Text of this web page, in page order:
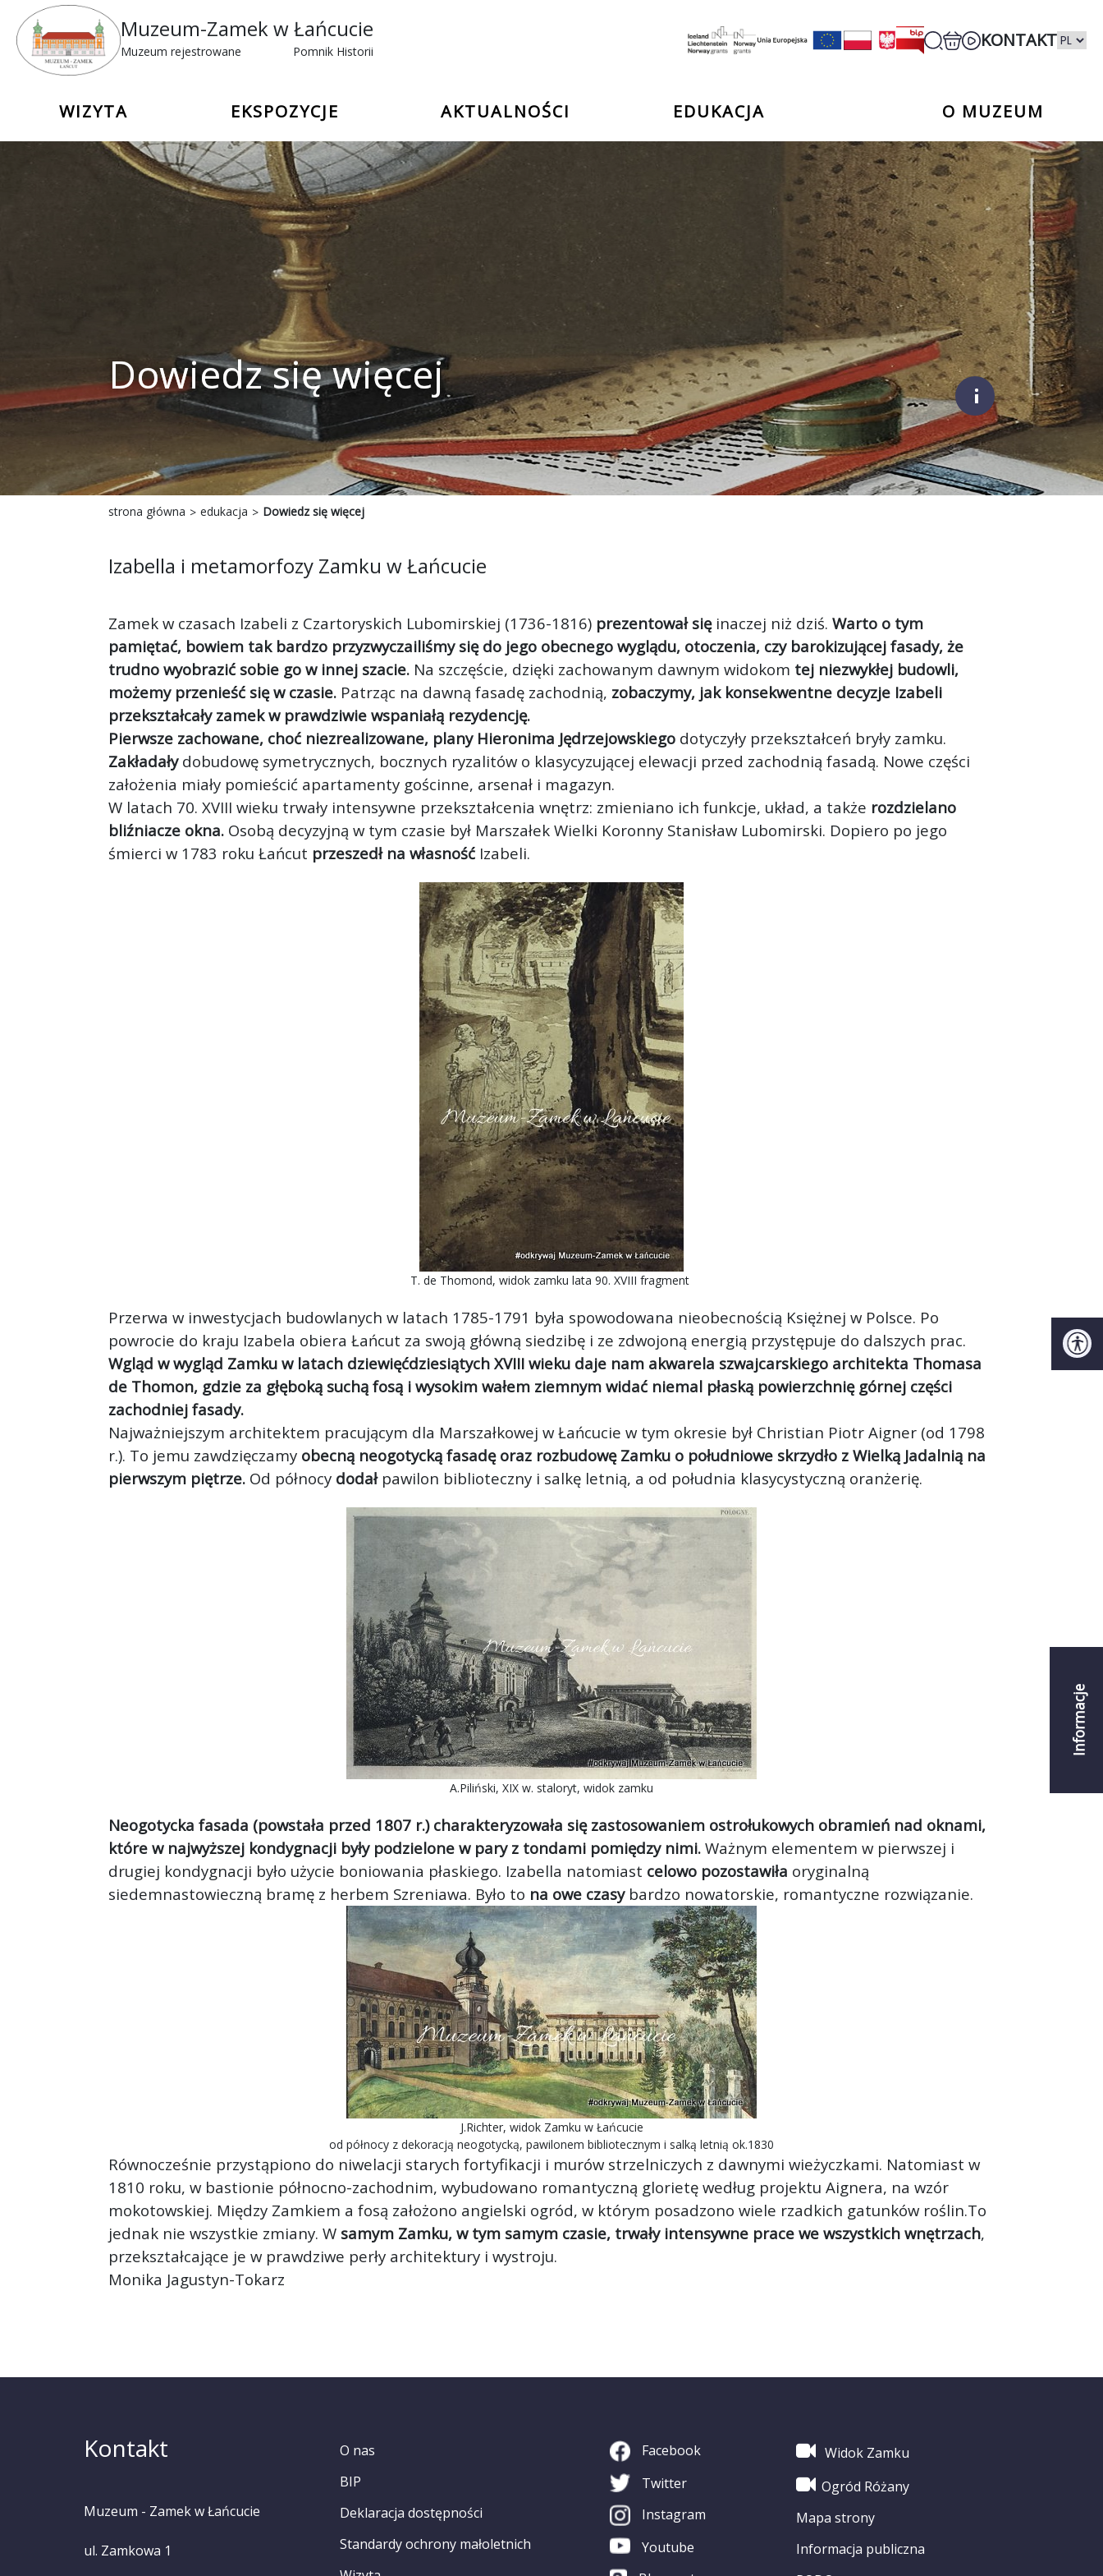
Muzeum-Zamek w Łańcucie
Muzeum rejestrowane Pomnik Historii
KONTAKT
WIZYTA EKSPOZYCJE AKTUALNOŚCI EDUKACJA O MUZEUM
Informacje
Dowiedz się więcej ;
strona główna edukacja Dowiedz się więcej
Izabella i metamorfozy Zamku w Łańcucie
Zamek w czasach Izabeli z Czartoryskich Lubomirskiej (1736-1816) prezentował sięinaczej niż dziś. Warto o tym
pamiętać, bowiem tak bardzo przyzwyczailiśmy się do jego obecnego wyglądu, otoczenia, czy barokizującej fasady, że
trudno wyobrazić sobie go w innej szacie. Na szczęście, dzięki zachowanym dawnym widokom tej niezwykłej budowli,
możemy przenieść się w czasie. Patrząc na dawną fasadę zachodnią, zobaczymy, jak konsekwentne decyzje Izabeli
przekształcały zamek w prawdziwie wspaniałą rezydencję.
Pierwsze zachowane, choć niezrealizowane, plany Hieronima Jędrzejowskiego dotyczyły przekształceń bryły zamku.
Zakładałydobudowę symetrycznych, bocznych ryzalitów o klasycyzującej elewacji przed zachodnią fasadą. Nowe części
założenia miały pomieścić apartamenty gościnne, arsenał i magazyn.
W latach 70. XVIII wieku trwały intensywne przekształcenia wnętrz: zmieniano ich funkcje, układ, a także rozdzielano
bliźniacze okna. Osobą decyzyjną w tym czasie był Marszałek Wielki Koronny Stanisław Lubomirski. Dopiero po jego
śmierci w 1783 roku Łańcut przeszedł na własność Izabeli.
T. de Thomond, widok zamku lata 90. XVIII fragment
Przerwa w inwestycjach budowlanych w latach 1785-1791 była spowodowana nieobecnością Księżnej w Polsce. Po
powrocie do kraju Izabela obiera Łańcut za swoją główną siedzibę i ze zdwojoną energią przystępuje do dalszych prac.
Wgląd w wygląd Zamku w latach dziewięćdziesiątych XVIII wieku daje nam akwarela szwajcarskiego architekta Thomasa
de Thomon, gdzie za głęboką suchą fosą i wysokim wałem ziemnym widać niemal płaską powierzchnię górnej części
zachodniej fasady.
Najważniejszym architektem pracującym dla Marszałkowej w Łańcucie w tym okresie był Christian Piotr Aigner (od 1798
r.). To jemu zawdzięczamy obecną neogotycką fasadę oraz rozbudowę Zamku o południowe skrzydło z Wielką Jadalnią na
pierwszym piętrze. Od północy dodałpawilon biblioteczny i salkę letnią, a od południa klasycystyczną oranżerię.
A.Piliński, XIX w. staloryt, widok zamku
Neogotycka fasada (powstała przed 1807 r.) charakteryzowała się zastosowaniem ostrołukowych obramień nad oknami,
które w najwyższej kondygnacji były podzielone w pary z tondami pomiędzy nimi. Ważnym elementem w pierwszej i
drugiej kondygnacji było użycie boniowania płaskiego. Izabella natomiast celowo pozostawiła oryginalną
siedemnastowieczną bramę z herbem Szreniawa. Było to na owe czasybardzo nowatorskie, romantyczne rozwiązanie.
J.Richter, widok Zamku w Łańcucie
od północy z dekoracją neogotycką, pawilonem bibliotecznym i salką letnią ok.1830
Równocześnie przystąpiono do niwelacji starych fortyfikacji i murów strzelniczych z dawnymi wieżyczkami. Natomiast w
1810 roku, w bastionie północno-zachodnim, wybudowano romantyczną glorietę według projektu Aignera, na wzór
mokotowskiej. Między Zamkiem a fosą założono angielski ogród, w którym posadzono wiele rzadkich gatunków roślin.To
jednak nie wszystkie zmiany. W samym Zamku, w tym samym czasie, trwały intensywne prace we wszystkich wnętrzach,
przekształcające je w prawdziwe perły architektury i wystroju.
Monika Jagustyn-Tokarz
Kontakt
Muzeum - Zamek w Łańcucie
ul. Zamkowa 1
O nas
BIP
Deklaracja dostępności
Standardy ochrony małoletnich
Facebook
Twitter
Instagram
Youtube
Widok Zamku
Ogród Różany
Mapa strony
Informacja publiczna